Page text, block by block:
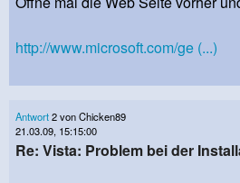
http://www.microsoft.com/ge (...)
Antwort2 von Chicken89
21.03.09, 15:15:00
Re: Vista: Problem bei der